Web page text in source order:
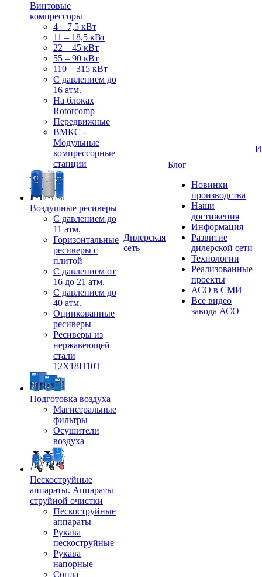
Винтовые
компрессоры
4 – 7,5 кВт
11 – 18,5 кВт
22 – 45 кВт
55 – 90 кВт
110 – 315 кВт
С давлением до
16 атм.
На блоках
Rotorcomp
Передвижные
ВМКС -
Модульные
компрессорные
станции
Воздушные ресиверы
С давлением до
11 атм.
Горизонтальные
ресиверы с
плитой
С давлением от
16 до 21 атм.
С давлением до
40 атм.
Оцинкованные
ресиверы
Ресиверы из
нержавеющей
стали
12Х18Н10Т
Подготовка воздуха
Магистральные
фильтры
Осушители
воздуха
Пескоструйные
аппараты. Аппараты
струйной очистки
Пескоструйные
аппараты
Рукава
пескоструйные
Рукава
напорные
Сопла
Дилерская
сеть
Блог
Новинки
производства
Наши
достижения
Информация
Развитие
дилерской сети
Технологии
Реализованные
проекты
АСО в СМИ
Все видео
завода АСО